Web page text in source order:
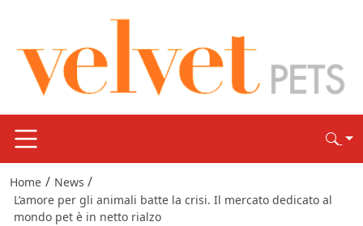
Home / News /
L’amore per gli animali batte la crisi. Il mercato dedicato al
mondo pet è in netto rialzo